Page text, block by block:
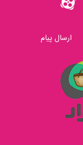
ارسال پیام